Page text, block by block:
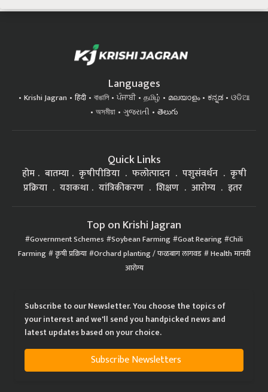
Languages
Krishi Jagran हिंदी বাঙালি ਪੰਜਾਬੀ தமிழ் മലയാളം ಕನ್ನಡ
ଓଡିଆ
অসমীয়া
ગુજરાતી తెలుగు
Quick Links
होम बातम्या कृषीपीडिया फलोत्पादन पशुसंवर्धन
कृषी
प्रक्रिया
यशकथा यांत्रिकीकरण शिक्षण आरोग्य इतर
Top on Krishi Jagran
Government Schemes Soybean Farming Goat Rearing Chili
Farming कृषी प्रक्रिया Orchard planting / फळबाग लागवड Health मानवी
आरोग्य
Subscribe to our Newsletter. You choose the topics of
your interest and we'll send you handpicked news and
latest updates based on your choice.
Subscribe Newsletters